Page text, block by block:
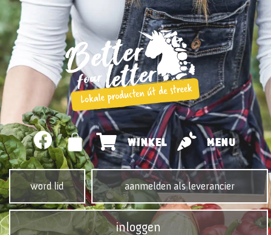
WINKEL MENU
word lid aanmelden als leverancier
inloggen